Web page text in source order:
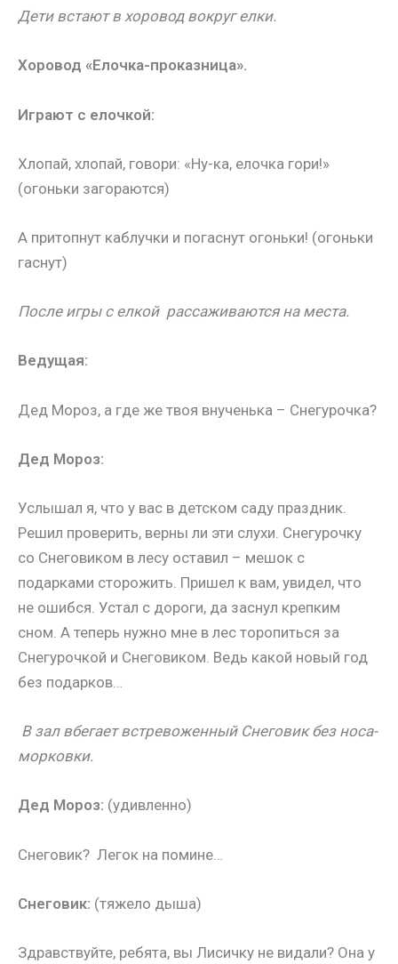
Дети встают в хоровод вокруг елки.
Хоровод «Елочка-проказница».
Играют с елочкой:
Хлопай, хлопай, говори: «Ну-ка, елочка гори!»
(огоньки загораются)
А притопнут каблучки и погаснут огоньки! (огоньки
гаснут)
После игры с елкой рассаживаются на места.
Ведущая:
Дед Мороз, а где же твоя внученька – Снегурочка?
Дед Мороз:
Услышал я, что у вас в детском саду праздник.
Решил проверить, верны ли эти слухи. Снегурочку
со Снеговиком в лесу оставил – мешок с
подарками сторожить. Пришел к вам, увидел, что
не ошибся. Устал с дороги, да заснул крепким
сном. А теперь нужно мне в лес торопиться за
Снегурочкой и Снеговиком. Ведь какой новый год
без подарков…
В зал вбегает встревоженный Снеговик без носа-
морковки.
Дед Мороз: (удивленно)
Снеговик? Легок на помине…
Снеговик: (тяжело дыша)
Здравствуйте, ребята, вы Лисичку не видали? Она у